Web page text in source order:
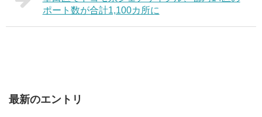
ポート数が合計1,100カ所に
最新のエントリ